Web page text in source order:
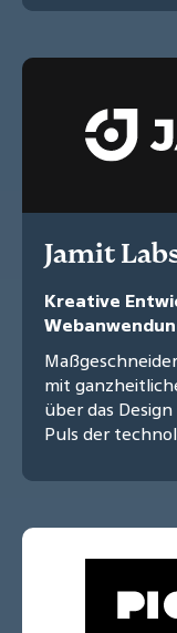
Jamit
Kreative
mit
über das
Puls der